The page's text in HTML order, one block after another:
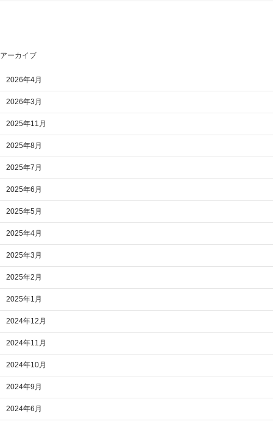
アーカイブ
2026年4月
2026年3月
2025年11月
2025年8月
2025年7月
2025年6月
2025年5月
2025年4月
2025年3月
2025年2月
2025年1月
2024年12月
2024年11月
2024年10月
2024年9月
2024年6月